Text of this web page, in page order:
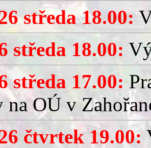
středa 18.00:
středa 18.00:
středa 17.00:
na OÚ v
čtvrtek 19.00: